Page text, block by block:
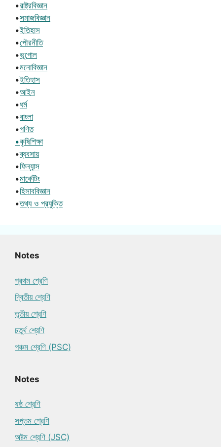
•রাষ্ট্রবিজ্ঞান
•সমাজবিজ্ঞান
•ইতিহাস
•পৌরনীতি
•ভূগোল
•মনোবিজ্ঞান
•ইতিহাস
•আইন
•ধর্ম
•বাংলা
•গণিত
•কৃষিশিক্ষা
•ব্যবসায়
•ফিন্যান্স
•মার্কেটিং
•হিসাববিজ্ঞান
•তথ্য ও প্রযুক্তি
Notes
প্রথম শ্রেণি
দ্বিতীয় শ্রেণি
তৃতীয় শ্রেণি
চতুর্থ শ্রেণি
পঞ্চম শ্রেণি (PSC)
Notes
ষষ্ঠ শ্রেণি
সপ্তম শ্রেণি
অষ্টম শ্রেণি (JSC)